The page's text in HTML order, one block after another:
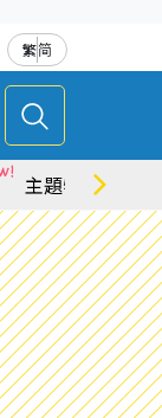
繁简
主題特集